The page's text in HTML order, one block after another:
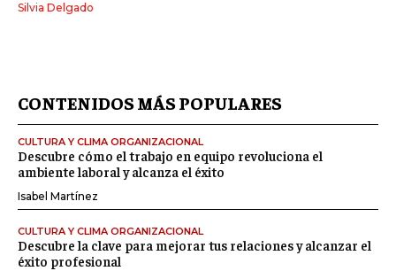
Silvia Delgado
CONTENIDOS MÁS POPULARES
CULTURA Y CLIMA ORGANIZACIONAL
Descubre cómo el trabajo en equipo revoluciona el
ambiente laboral y alcanza el éxito
Isabel Martínez
CULTURA Y CLIMA ORGANIZACIONAL
Descubre la clave para mejorar tus relaciones y alcanzar el
éxito profesional